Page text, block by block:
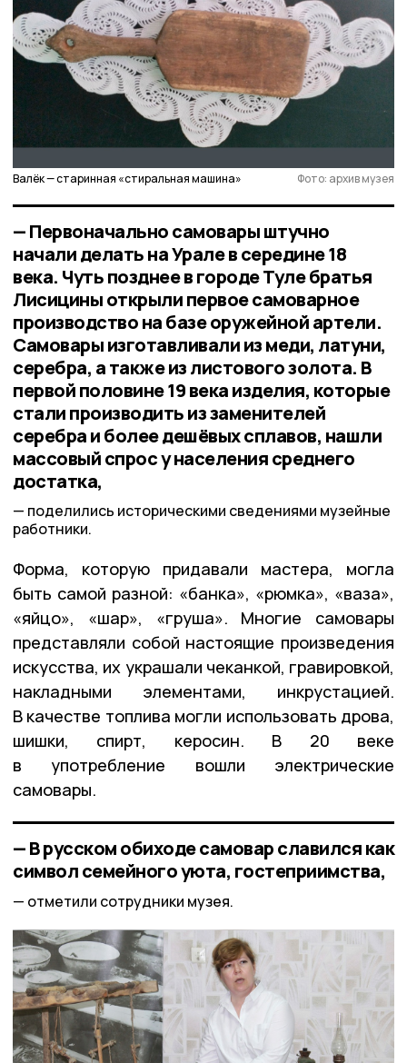
Валёк — старинная «стиральная машина» Фото: архив музея
— Первоначально самовары штучно
начали делать на Урале в середине 18
века. Чуть позднее в городе Туле братья
Лисицины открыли первое самоварное
производство на базе оружейной артели.
Самовары изготавливали из меди, латуни,
серебра, а также из листового золота. В
первой половине 19 века изделия, которые
стали производить из заменителей
серебра и более дешёвых сплавов, нашли
массовый спрос у населения среднего
достатка,
поделились историческими сведениями музейные
работники.
Форма, которую придавали мастера, могла
быть самой разной: «банка», «рюмка», «ваза»,
«яйцо», «шар», «груша». Многие самовары
представляли собой настоящие произведения
искусства, их украшали чеканкой, гравировкой,
накладными элементами, инкрустацией.
В качестве топлива могли использовать дрова,
шишки, спирт, керосин. В 20 веке
в употребление вошли электрические
самовары.
— В русском обиходе самовар славился как
символ семейного уюта, гостеприимства,
отметили сотрудники музея.